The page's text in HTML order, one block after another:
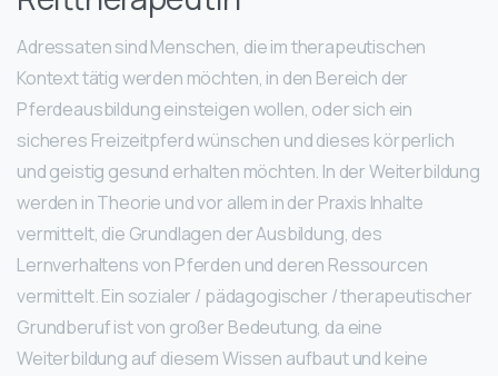
Adressaten sind Menschen, die im therapeutischen
Kontext tätig werden möchten, in den Bereich der
Pferdeausbildung einsteigen wollen, oder sich ein
sicheres Freizeitpferd wünschen und dieses körperlich
und geistig gesund erhalten möchten. In der Weiterbildung
werden in Theorie und vor allem in der Praxis Inhalte
vermittelt, die Grundlagen der Ausbildung, des
Lernverhaltens von Pferden und deren Ressourcen
vermittelt. Ein sozialer / pädagogischer / therapeutischer
Grundberuf ist von großer Bedeutung, da eine
Weiterbildung auf diesem Wissen aufbaut und keine